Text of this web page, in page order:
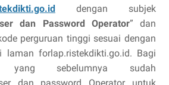
dengan subjek
dan Password Operator” dan
perguruan tinggi sesuai dengan
forlap.ristekdikti.go.id. Bagi
yang sebelumnya sudah
dan password Operator untuk